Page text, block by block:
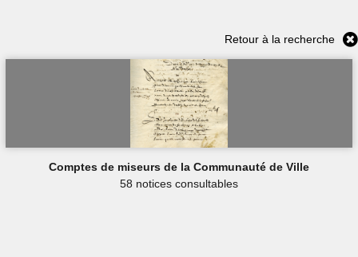
Retour à la recherche
Comptes de miseurs de la Communauté de Ville
58 notices consultables